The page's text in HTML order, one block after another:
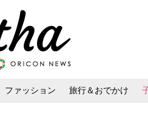
ファッション 旅行＆おでかけ